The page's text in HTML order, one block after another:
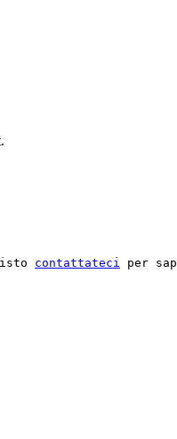
contattateci per